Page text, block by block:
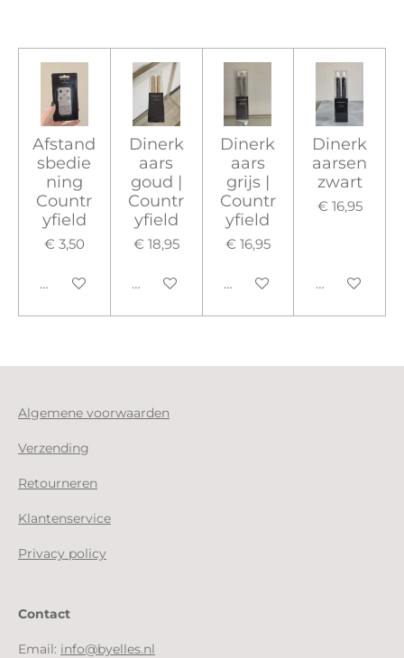
Afstand
sbedie
ning
Countr
yfield
€ 3,50
In winkelwagen
Dinerk
aars
goud |
Countr
yfield
€ 18,95
In winkelwagen
Dinerk
aars
grijs |
Countr
yfield
€ 16,95
In winkelwagen
Dinerk
aarsen
zwart
€ 16,95
In
Algemene voorwaarden
Verzending
Retourneren
Klantenservice
Privacy policy
Contact
Email: info@byelles.nl